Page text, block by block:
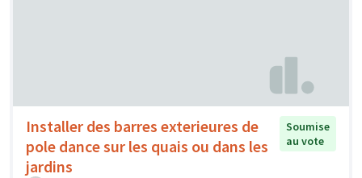
Installer des barres exterieures de
pole dance sur les quais ou dans les
jardins
Soumise
au vote